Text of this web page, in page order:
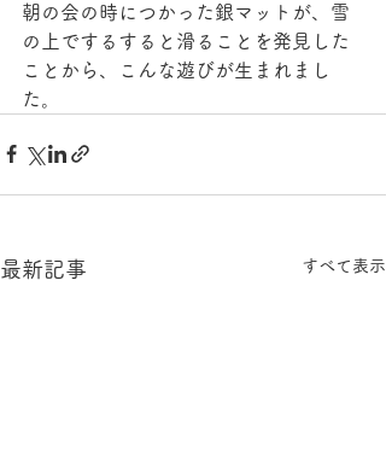
朝の会の時につかった銀マットが、雪
の上でするすると滑ることを発見した
ことから、こんな遊びが生まれまし
た。
最新記事 すべて表示